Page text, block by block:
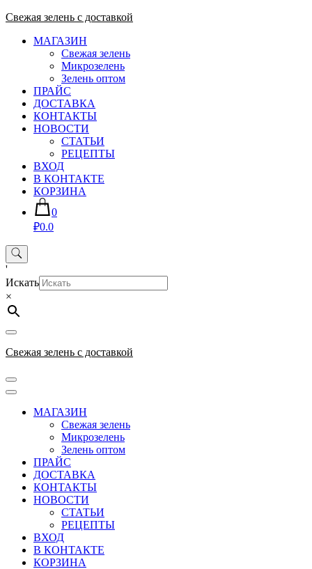
Skip
content
Свежая зелень с доставкой
МАГАЗИН
Свежая зелень
Микрозелень
Зелень оптом
ПРАЙС
ДОСТАВКА
КОНТАКТЫ
НОВОСТИ
СТАТЬИ
РЕЦЕПТЫ
ВХОД
В КОНТАКТЕ
КОРЗИНА
0
₽0.0
'
Искать
×
Свежая зелень с доставкой
МАГАЗИН
Свежая зелень
Микрозелень
Зелень оптом
ПРАЙС
ДОСТАВКА
КОНТАКТЫ
НОВОСТИ
СТАТЬИ
РЕЦЕПТЫ
ВХОД
В КОНТАКТЕ
КОРЗИНА